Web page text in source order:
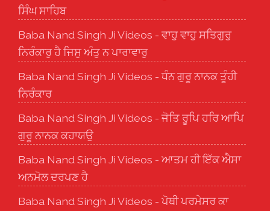
ਸਿੰਘ ਸਾਹਿਬ
Baba Nand Singh Ji Videos - ਵਾਹੁ ਵਾਹੁ ਸਤਿਗੁਰੁ
ਨਿਰੰਕਾਰੁ ਹੈ ਜਿਸੁ ਅੰਤੁ ਨ ਪਾਰਾਵਾਰੁ
Baba Nand Singh Ji Videos - ਧੰਨ ਗੁਰੂ ਨਾਨਕ ਤੂੰਹੀ
ਨਿਰੰਕਾਰ
Baba Nand Singh Ji Videos - ਜੋਤਿ ਰੂਪਿ ਹਰਿ ਆਪਿ
ਗੁਰੂ ਨਾਨਕ ਕਹਾਯਉ
Baba Nand Singh Ji Videos - ਆਤਮ ਹੀ ਇੱਕ ਐਸਾ
ਅਨਮੋਲ ਦਰਪਣ ਹੈ
Baba Nand Singh Ji Videos - ਪੋਥੀ ਪਰਮੇਸਰ ਕਾ